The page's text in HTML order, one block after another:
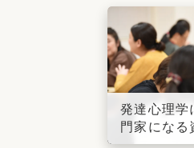
発達心理学
門家になる